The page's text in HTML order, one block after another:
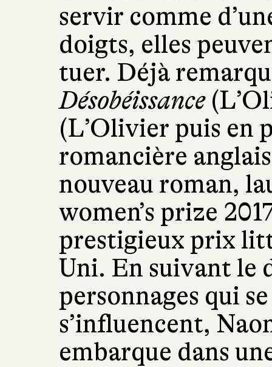
servir comme
doigts, elles
tuer. Déjà
Désobéissance
(L’Olivier puis en
romancière
nouveau roman,
women’s prize
prestigieux prix
Uni. En suivant le
personnages qui
s’influencent,
embarque dans